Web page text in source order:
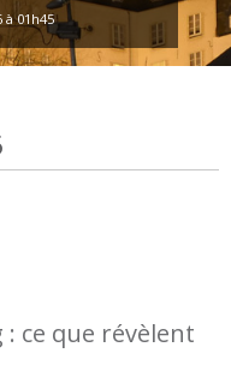
à 01h45
ce que révèlent